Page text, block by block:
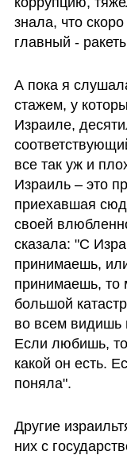
знала, что
главный -
А пока я
стажем, у
Израиле,
все так уж и
Израиль – это
приехавшая
своей
сказала: "С
принимаешь,
принимаешь, то
большой
во всем видишь
Если любишь,
какой он есть.
поняла".
Другие
них с